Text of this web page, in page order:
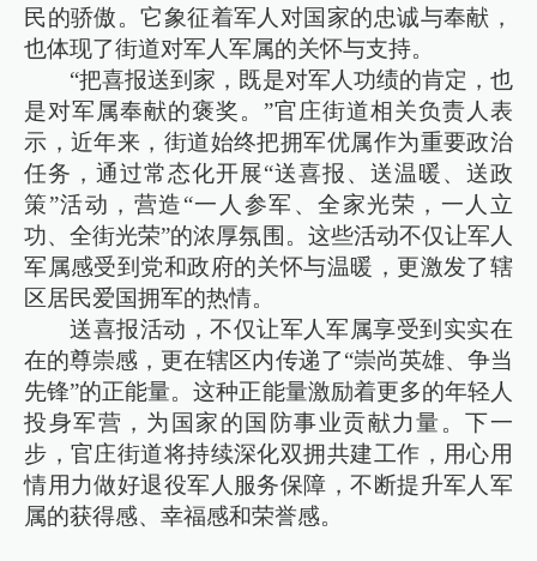
民的骄傲。它象征着军人对国家的忠诚与奉献，
也体现了街道对军人军属的关怀与支持。
“把喜报送到家，既是对军人功绩的肯定，也
是对军属奉献的褒奖。”官庄街道相关负责人表
示，近年来，街道始终把拥军优属作为重要政治
任务，通过常态化开展“送喜报、送温暖、送政
策”活动，营造“一人参军、全家光荣，一人立
功、全街光荣”的浓厚氛围。这些活动不仅让军人
军属感受到党和政府的关怀与温暖，更激发了辖
区居民爱国拥军的热情。
送喜报活动，不仅让军人军属享受到实实在
在的尊崇感，更在辖区内传递了“崇尚英雄、争当
先锋”的正能量。这种正能量激励着更多的年轻人
投身军营，为国家的国防事业贡献力量。下一
步，官庄街道将持续深化双拥共建工作，用心用
情用力做好退役军人服务保障，不断提升军人军
属的获得感、幸福感和荣誉感。